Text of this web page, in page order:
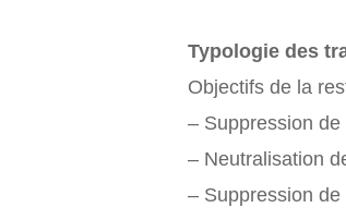
Typologie des
Objectifs de la
– Suppression de
– Neutralisation
– Suppression de